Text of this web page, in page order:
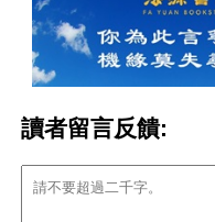
讀者留言反饋: